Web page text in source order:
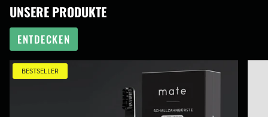
UNSERE PRODUKTE
ENTDECKEN
BESTSELLER